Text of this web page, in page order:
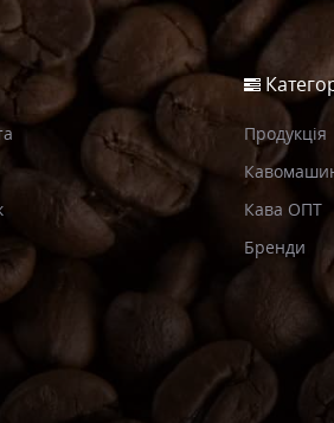
Продукція
Кава ОПТ
Бренди